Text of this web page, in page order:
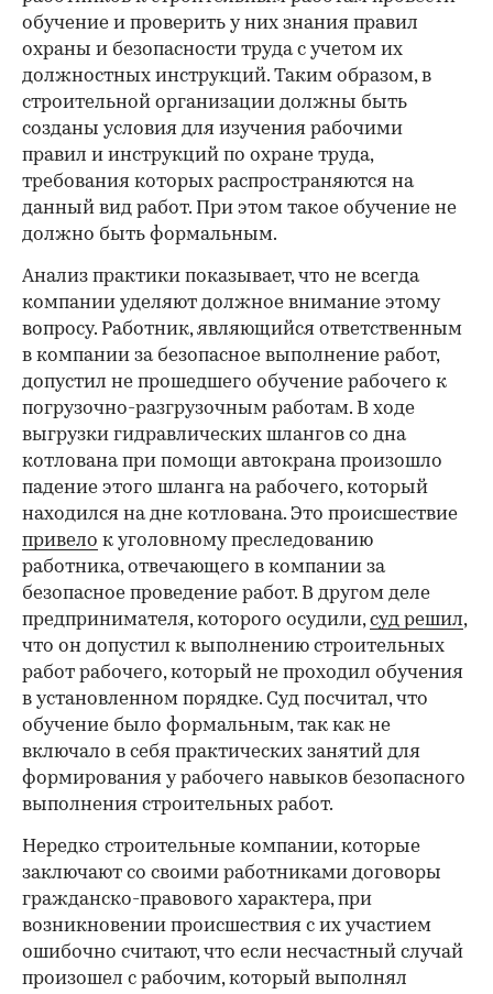
обучение и проверить у них знания правил
охраны и безопасности труда с учетом их
должностных инструкций. Таким образом, в
строительной организации должны быть
созданы условия для изучения рабочими
правил и инструкций по охране труда,
требования которых распространяются на
данный вид работ. При этом такое обучение не
должно быть формальным.
Анализ практики показывает, что не всегда
компании уделяют должное внимание этому
вопросу. Работник, являющийся ответственным
в компании за безопасное выполнение работ,
допустил не прошедшего обучение рабочего к
погрузочно-разгрузочным работам. В ходе
выгрузки гидравлических шлангов со дна
котлована при помощи автокрана произошло
падение этого шланга на рабочего, который
находился на дне котлована. Это происшествие
привело к уголовному преследованию
работника, отвечающего в компании за
безопасное проведение работ. В другом деле
предпринимателя, которого осудили,суд решил,
что он допустил к выполнению строительных
работ рабочего, который не проходил обучения
в установленном порядке. Суд посчитал, что
обучение было формальным, так как не
включало в себя практических занятий для
формирования у рабочего навыков безопасного
выполнения строительных работ.
Нередко строительные компании, которые
заключают со своими работниками договоры
гражданско-правового характера, при
возникновении происшествия с их участием
ошибочно считают, что если несчастный случай
произошел с рабочим, который выполнял